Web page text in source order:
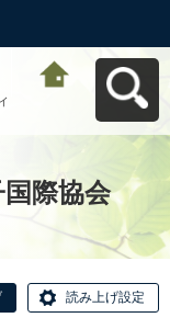
際協会
読み上げ設定